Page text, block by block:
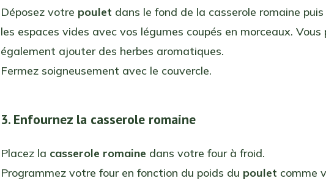
Déposez votre poulet dans le fond de la casserole romaine
les espaces vides avec vos légumes coupés en morceaux. Vous
également ajouter des herbes aromatiques.
Fermez soigneusement avec le couvercle.
3. Enfournez la casserole romaine
Placez la casserole romaine dans votre four à froid.
Programmez votre four en fonction du poids du poulet comme